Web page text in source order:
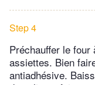
Step 4
Préchauffer le
assiettes. Bien
antiadhésive.